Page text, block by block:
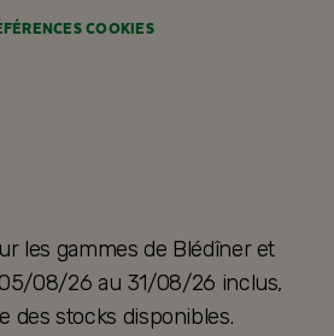
COOKIES
les gammes de Blédîner et
08/26 au 31/08/26 inclus,
des stocks disponibles.